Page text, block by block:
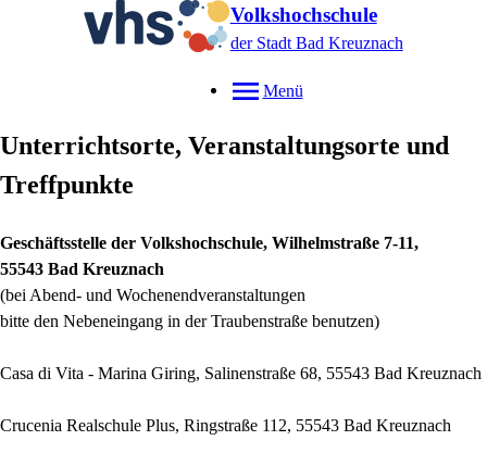
Volkshochschule
der Stadt Bad Kreuznach
Menü
Unterrichtsorte, Veranstaltungsorte und
Treffpunkte
Geschäftsstelle der Volkshochschule, Wilhelmstraße 7-11,
55543 Bad Kreuznach
(bei Abend- und Wochenendveranstaltungen
bitte den Nebeneingang in der Traubenstraße benutzen)
Casa di Vita - Marina Giring, Salinenstraße 68, 55543 Bad Kreuznach
Crucenia Realschule Plus, Ringstraße 112, 55543 Bad Kreuznach